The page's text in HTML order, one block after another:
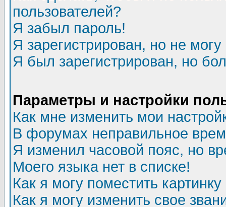
пользователей?
Я забыл пароль!
Я зарегистрирован, но не могу
Я был зарегистрирован, но
Параметры и настройки
Как мне изменить мои
В форумах неправильное
Я изменил часовой пояс, но
Моего языка нет в списке!
Как я могу поместить
Как я могу изменить свое